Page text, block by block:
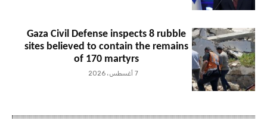
Gaza Civil Defense inspects 8 rubble
sites believed to contain the remains
of 170 martyrs
7 أغسطس، 2026